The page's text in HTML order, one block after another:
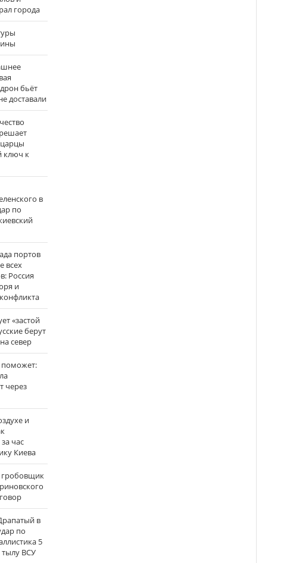
города
бьёт
доставали
ключ к
в
по
портов
всех
Россия
и
«застой
берут
север
поможет:
через
и
час
Киева
в
по
5
тылу ВСУ